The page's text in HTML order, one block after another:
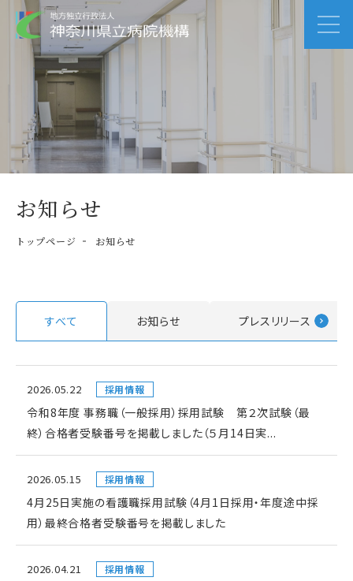
お知らせ
トップページ お知らせ
すべて お知らせ プレスリリース
2026.05.22 採用情報
令和8年度 事務職（一般採用）採用試験 第２次試験（最
終）合格者受験番号を掲載しました（５月14日実...
2026.05.15 採用情報
4月25日実施の看護職採用試験（4月1日採用・年度途中採
用）最終合格者受験番号を掲載しました
2026.04.21 採用情報